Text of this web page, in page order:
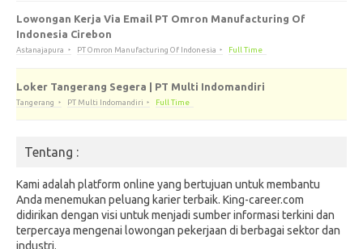
Lowongan Kerja Via Email PT Omron Manufacturing Of
Indonesia Cirebon
Astanajapura PT Omron Manufacturing Of Indonesia Full Time
Loker Tangerang Segera | PT Multi Indomandiri
Tangerang PT Multi Indomandiri Full Time
Tentang :
Kami adalah platform online yang bertujuan untuk membantu
Anda menemukan peluang karier terbaik. King-career.com
didirikan dengan visi untuk menjadi sumber informasi terkini dan
terpercaya mengenai lowongan pekerjaan di berbagai sektor dan
industri.